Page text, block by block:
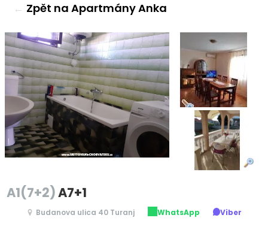
← Zpět na Apartmány Anka
A1(7+2)A7+1
Budanova ulica 40 Turanj WhatsApp Viber